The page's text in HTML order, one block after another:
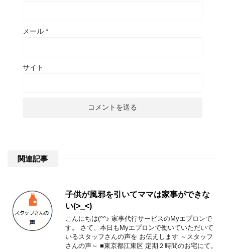
メール *
サイト
関連記事
子供が風邪を引いてママは家事ができな
い(>_<)
こんにちは(^^♪ 家事代行サービスのMyエプロンで
す。 さて、本日もMyエプロンで働いていただいて
いるスタッフさんの声を お伝えします ～スタッフ
さんの声～ ■東京都江東区 定期２時間のお宅にて。